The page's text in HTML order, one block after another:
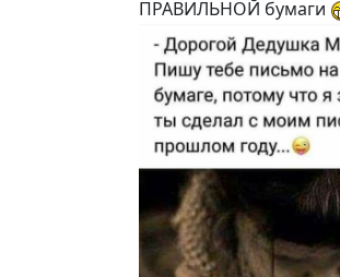
ПРАВИЛЬНОЙ бумаги